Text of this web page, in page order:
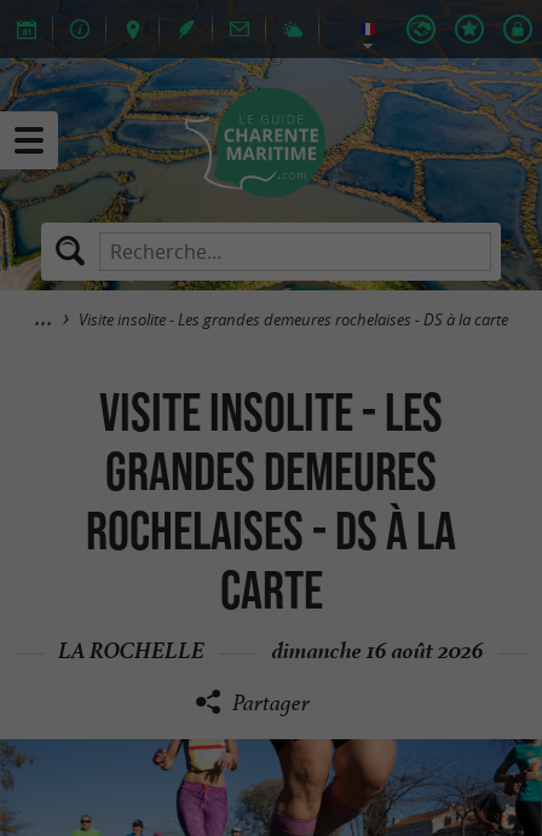
Visite insolite - Les grandes demeures rochelaises - DS à la carte
Visite insolite - Les
grandes demeures
rochelaises - DS à la
carte
LA ROCHELLE dimanche 16 août 2026
Partager